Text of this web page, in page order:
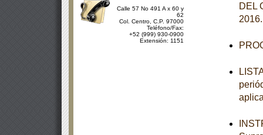
Calle 57 No 491 A x 60 y
62
Col. Centro, C.P. 97000
Teléfono/Fax:
+52 (999) 930-0900
Extensión: 1151
DEL